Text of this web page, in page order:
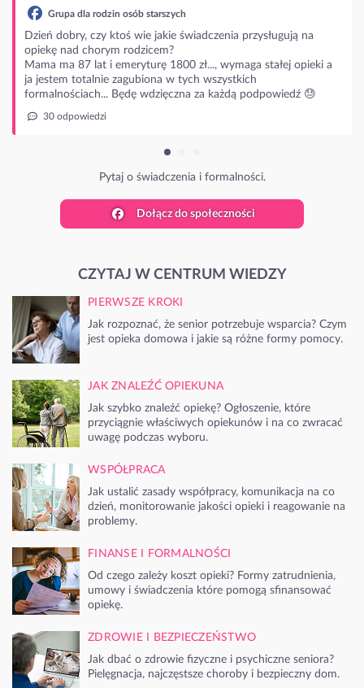
a
Dołącz do społeczności
CZYTAJ W CENTRUM WIEDZY
PIERWSZE KROKI
Jak rozpoznać, że senior potrzebuje wsparcia? Czym
jest opieka domowa i jakie są różne formy pomocy.
JAK ZNALEŹĆ OPIEKUNA
Jak szybko znaleźć opiekę? Ogłoszenie, które
przyciągnie właściwych opiekunów i na co zwracać
uwagę podczas wyboru.
WSPÓŁPRACA
Jak ustalić zasady współpracy, komunikacja na co
dzień, monitorowanie jakości opieki i reagowanie na
problemy.
FINANSE I FORMALNOŚCI
Od czego zależy koszt opieki? Formy zatrudnienia,
umowy i świadczenia które pomogą sfinansować
opiekę.
ZDROWIE I BEZPIECZEŃSTWO
Jak dbać o zdrowie fizyczne i psychiczne seniora?
Pielęgnacja, najczęstsze choroby i bezpieczny dom.